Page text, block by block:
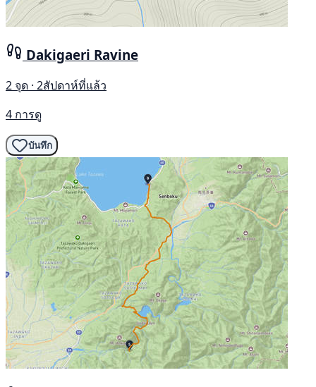
Dakigaeri Ravine
2 จุด · 2สัปดาห์ที่แล้ว
4 การดู
บันทึก